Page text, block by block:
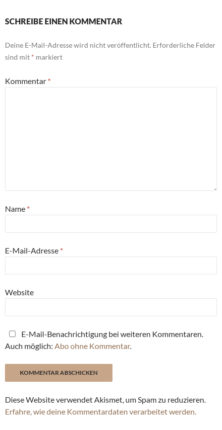
SCHREIBE EINEN KOMMENTAR
Deine E-Mail-Adresse wird nicht veröffentlicht. Erforderliche Felder
sind mit * markiert
Kommentar *
Name *
E-Mail-Adresse *
Website
E-Mail-Benachrichtigung bei weiteren Kommentaren.
Auch möglich: Abo ohne Kommentar.
Diese Website verwendet Akismet, um Spam zu reduzieren.
Erfahre, wie deine Kommentardaten verarbeitet werden.